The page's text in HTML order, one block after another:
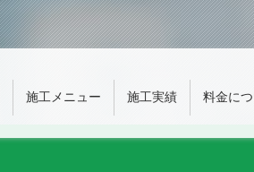
施工メニュー 施工実績 料金に